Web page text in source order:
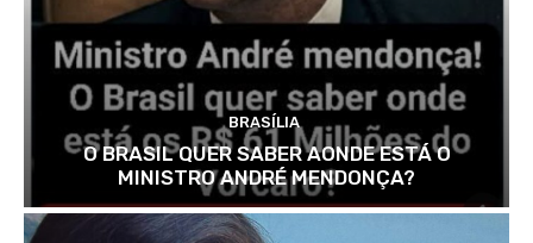
BRASÍLIA
O BRASIL QUER SABER AONDE ESTÁ O
MINISTRO ANDRÉ MENDONÇA?